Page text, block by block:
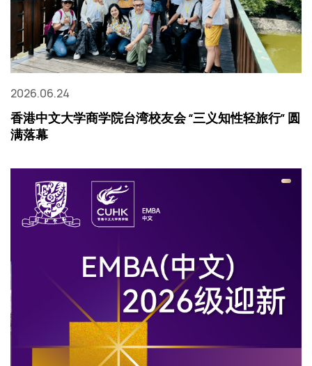
2026.06.24
香港中文大学商学院台湾校友会 “三义知性轻旅行” 圆
满落幕